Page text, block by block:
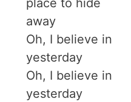
place to hide
away
Oh, I believe in
yesterday
Oh, I believe in
yesterday